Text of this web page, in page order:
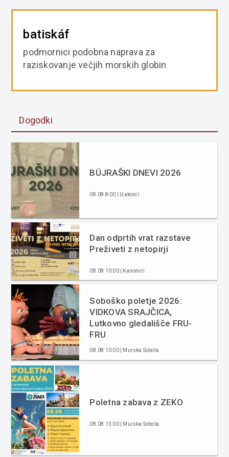
batiskáf
podmornici podobna naprava za
raziskovanje večjih morskih globin
Dogodki
BÜJRAŠKI DNEVI 2026
08.08 8:00 | Ižakovci
Dan odprtih vrat razstave
Preživeti z netopirji
08.08 10:00 | Kančevci
Soboško poletje 2026:
VIDKOVA SRAJČICA,
Lutkovno gledališče FRU-
FRU
08.08 10:00 | Murska Sobota
Poletna zabava z ZEKO
08.08 13:00 | Murska Sobota